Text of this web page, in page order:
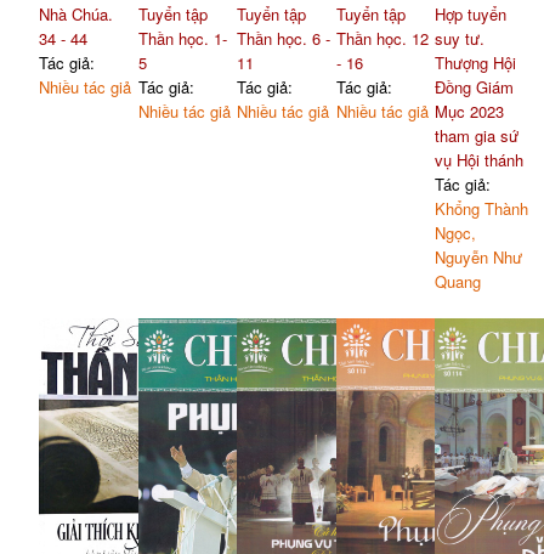
Nhà Chúa.
34 - 44
Tác giả:
Nhiều tác giả
Tuyển tập
Thần học. 1-
5
Tác giả:
Nhiều tác giả
Tuyển tập
Thần học. 6 -
11
Tác giả:
Nhiều tác giả
Tuyển tập
Thần học. 12
- 16
Tác giả:
Nhiều tác giả
Hợp tuyển
suy tư.
Thượng Hội
Đồng Giám
Mục 2023
tham gia sứ
vụ Hội thánh
Tác giả:
Khổng Thành
Ngọc,
Nguyễn Như
Quang